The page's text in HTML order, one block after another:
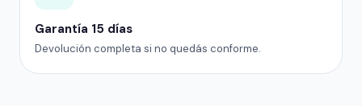
Garantía 15 días
Devolución completa si no quedás conforme.